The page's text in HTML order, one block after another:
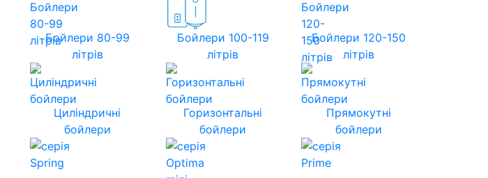
Бойлери 80-99
літрів
Бойлери 100-119
літрів
Бойлери 120-150
літрів
Циліндричні
бойлери
Горизонтальні
бойлери
Прямокутні
бойлери